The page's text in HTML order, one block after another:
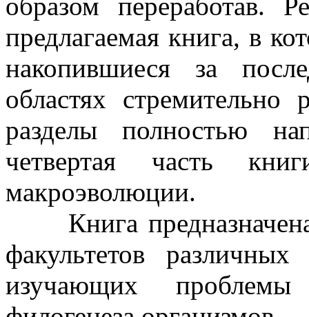
предлагаемая книга, в
накопившиеся за
областях
разделы полностью
четвертая часть
макроэволюции.
Книга предназначена
факультетов
изучающих